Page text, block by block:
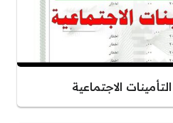
الاجتماعية